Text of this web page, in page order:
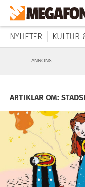
NYHETER KULTUR
ANNONS
ARTIKLAR OM: